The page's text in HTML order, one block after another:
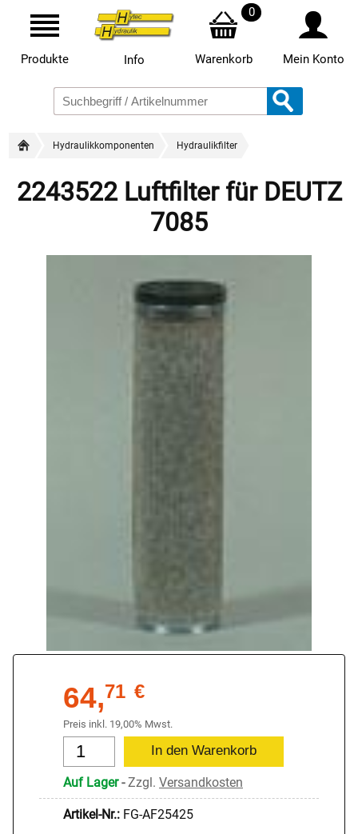
Produkte Info
0
Warenkorb Mein Konto
Hydraulikkomponenten Hydraulikfilter
2243522 Luftfilter für DEUTZ
7085
64,71 €
Preis inkl. 19,00% Mwst.
Auf Lager-Zzgl. Versandkosten
Artikel-Nr.: FG-AF25425